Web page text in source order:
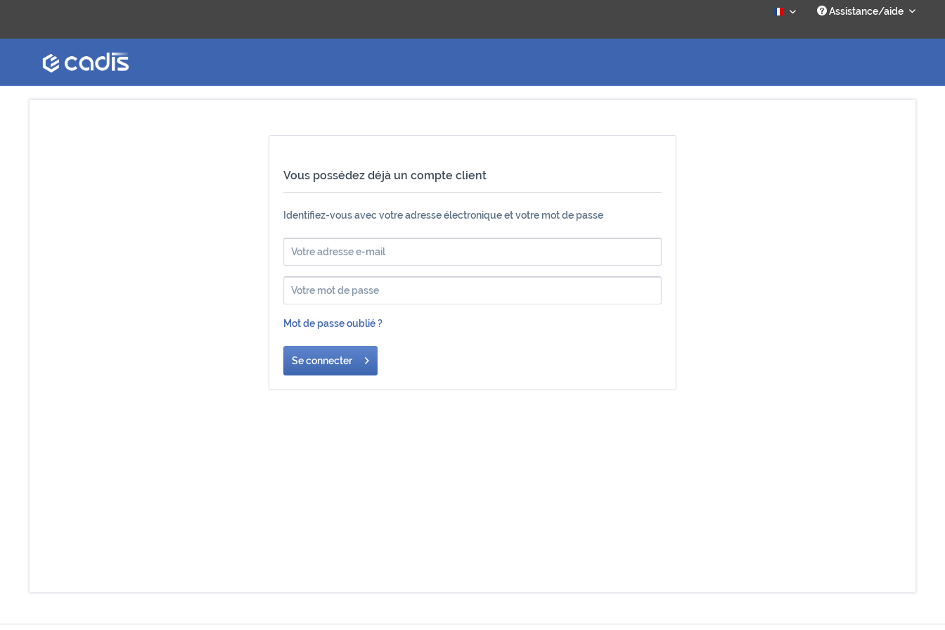
Français Assistance/aide
Vous possédez déjà un compte client
Identifiez-vous avec votre adresse électronique et votre mot de passe
Mot de passe oublié ?
Se connecter